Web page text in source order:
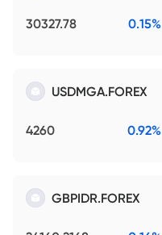
30327.78 0.15%
USDMGA.FOREX
4260 0.92%
GBPIDR.FOREX